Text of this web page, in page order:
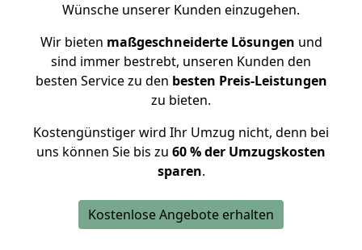
Wünsche unserer Kunden einzugehen.
Wir bieten maßgeschneiderte Lösungen und
sind immer bestrebt, unseren Kunden den
besten Service zu den besten Preis-Leistungen
zu bieten.
Kostengünstiger wird Ihr Umzug nicht, denn bei
uns können Sie bis zu 60 % der Umzugskosten
sparen.
Kostenlose Angebote erhalten